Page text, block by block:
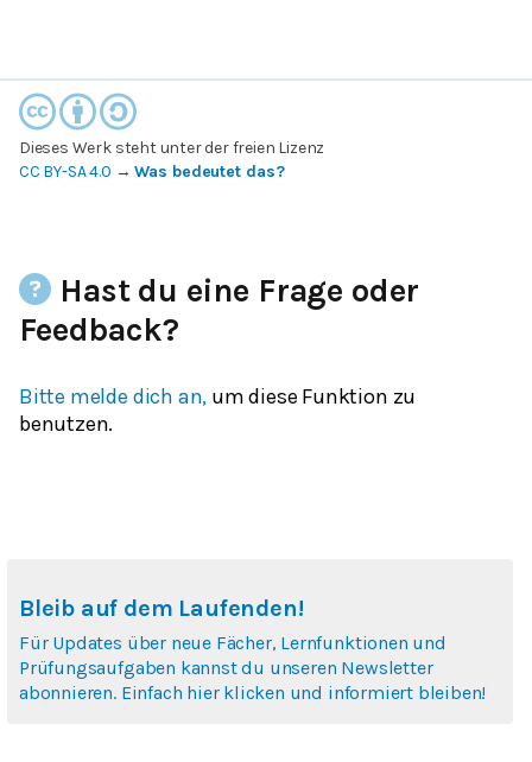
Dieses Werk steht unter der freien Lizenz
CC BY-SA 4.0 →Was bedeutet das?
Hast du eine Frage oder
Feedback?
Bitte melde dich an, um diese Funktion zu
benutzen.
Bleib auf dem Laufenden!
Für Updates über neue Fächer, Lernfunktionen und
Prüfungsaufgaben kannst du unseren Newsletter
abonnieren. Einfach hier klicken und informiert bleiben!